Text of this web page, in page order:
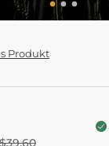
Produkt
$39.60